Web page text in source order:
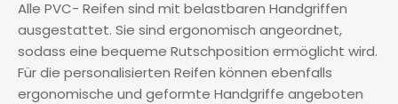
Alle PVC- Reifen sind mit belastbaren Handgriffen
ausgestattet. Sie sind ergonomisch angeordnet,
sodass eine bequeme Rutschposition ermöglicht wird.
Für die personalisierten Reifen können ebenfalls
ergonomische und geformte Handgriffe angeboten